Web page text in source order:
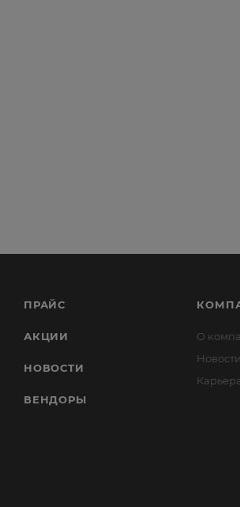
ПРАЙС
АКЦИИ
НОВОСТИ
ВЕНДОРЫ
О
Новости
Карьера